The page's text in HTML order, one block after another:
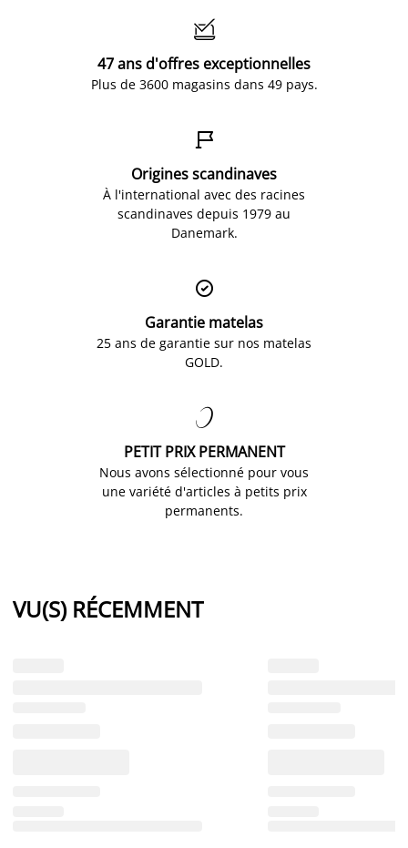

47 ans d'offres exceptionnelles
Plus de 3600 magasins dans 49 pays.

Origines scandinaves
À l'international avec des racines
scandinaves depuis 1979 au
Danemark.

Garantie matelas
25 ans de garantie sur nos matelas
GOLD.

PETIT PRIX PERMANENT
Nous avons sélectionné pour vous
une variété d'articles à petits prix
permanents.
VU(S) RÉCEMMENT